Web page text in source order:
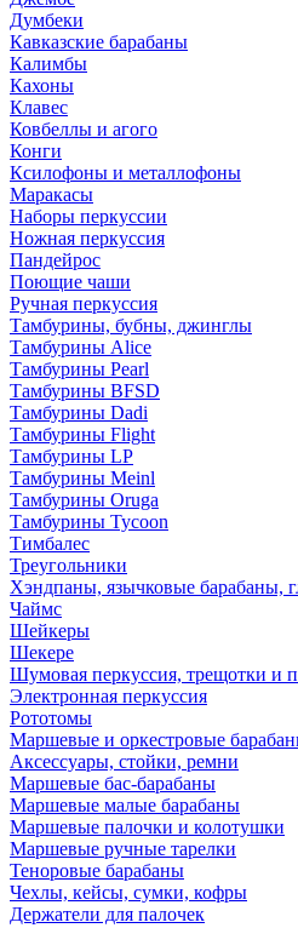
Думбеки
Кавказские барабаны
Калимбы
Кахоны
Клавес
Ковбеллы и агого
Конги
Ксилофоны и металлофоны
Маракасы
Наборы перкуссии
Ножная перкуссия
Пандейрос
Поющие чаши
Ручная перкуссия
Тамбурины, бубны, джинглы
Тамбурины Alice
Тамбурины Pearl
Тамбурины BFSD
Тамбурины Dadi
Тамбурины Flight
Тамбурины LP
Тамбурины Meinl
Тамбурины Oruga
Тамбурины Tycoon
Тимбалес
Треугольники
Хэндпаны, язычковые барабаны,
Чаймс
Шейкеры
Шекере
Шумовая перкуссия, трещотки и
Электронная перкуссия
Рототомы
Маршевые и оркестровые
Аксессуары, стойки, ремни
Маршевые бас-барабаны
Маршевые малые барабаны
Маршевые палочки и колотушки
Маршевые ручные тарелки
Теноровые барабаны
Чехлы, кейсы, сумки, кофры
Держатели для палочек